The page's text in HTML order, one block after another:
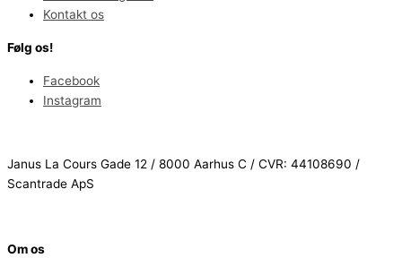
Kontakt os
Følg os!
Facebook
Instagram
Janus La Cours Gade 12 / 8000 Aarhus C / CVR: 44108690 /
Scantrade ApS
Om os